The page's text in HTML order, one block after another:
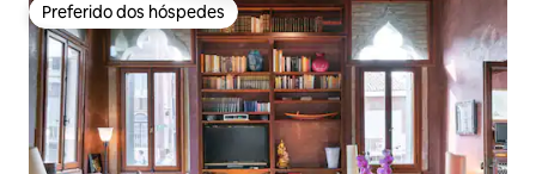
Preferido dos hóspedes
Preferido dos hóspedes